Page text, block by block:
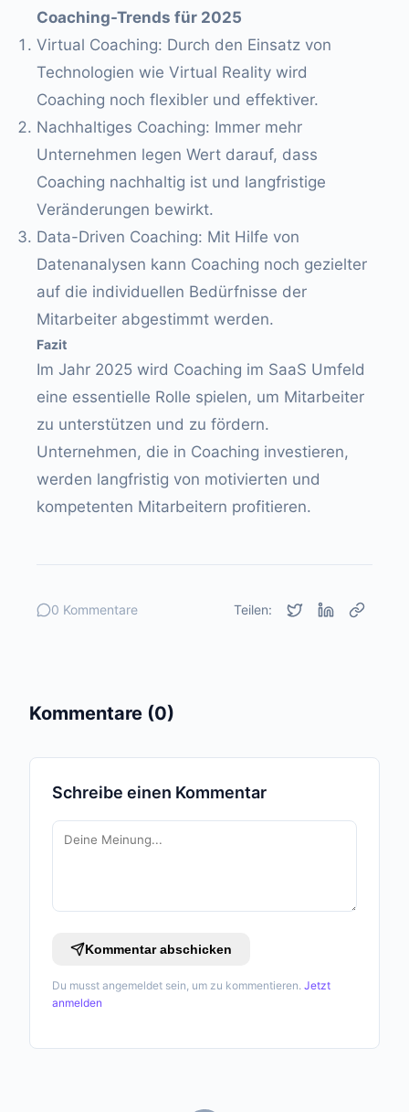
Coaching-Trends für 2025
Virtual Coaching: Durch den Einsatz von
Technologien wie Virtual Reality wird
Coaching noch flexibler und effektiver.
Nachhaltiges Coaching: Immer mehr
Unternehmen legen Wert darauf, dass
Coaching nachhaltig ist und langfristige
Veränderungen bewirkt.
Data-Driven Coaching: Mit Hilfe von
Datenanalysen kann Coaching noch gezielter
auf die individuellen Bedürfnisse der
Mitarbeiter abgestimmt werden.
Fazit
Im Jahr 2025 wird Coaching im SaaS Umfeld
eine essentielle Rolle spielen, um Mitarbeiter
zu unterstützen und zu fördern.
Unternehmen, die in Coaching investieren,
werden langfristig von motivierten und
kompetenten Mitarbeitern profitieren.
0 Kommentare Teilen:
Kommentare (0)
Schreibe einen Kommentar
Kommentar abschicken
Du musst angemeldet sein, um zu kommentieren. Jetzt
anmelden